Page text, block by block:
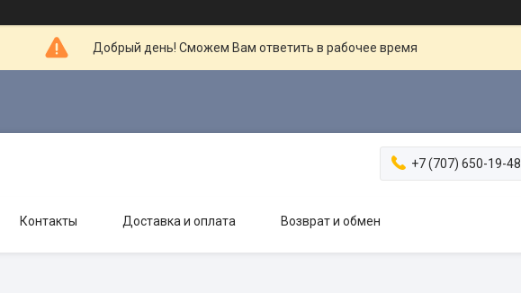
Добрый день! Сможем Вам ответить в рабочее время
+7 (707) 650-19-48
Контакты Доставка и оплата Возврат и обмен